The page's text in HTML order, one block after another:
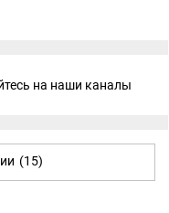
на наши каналы
(15)